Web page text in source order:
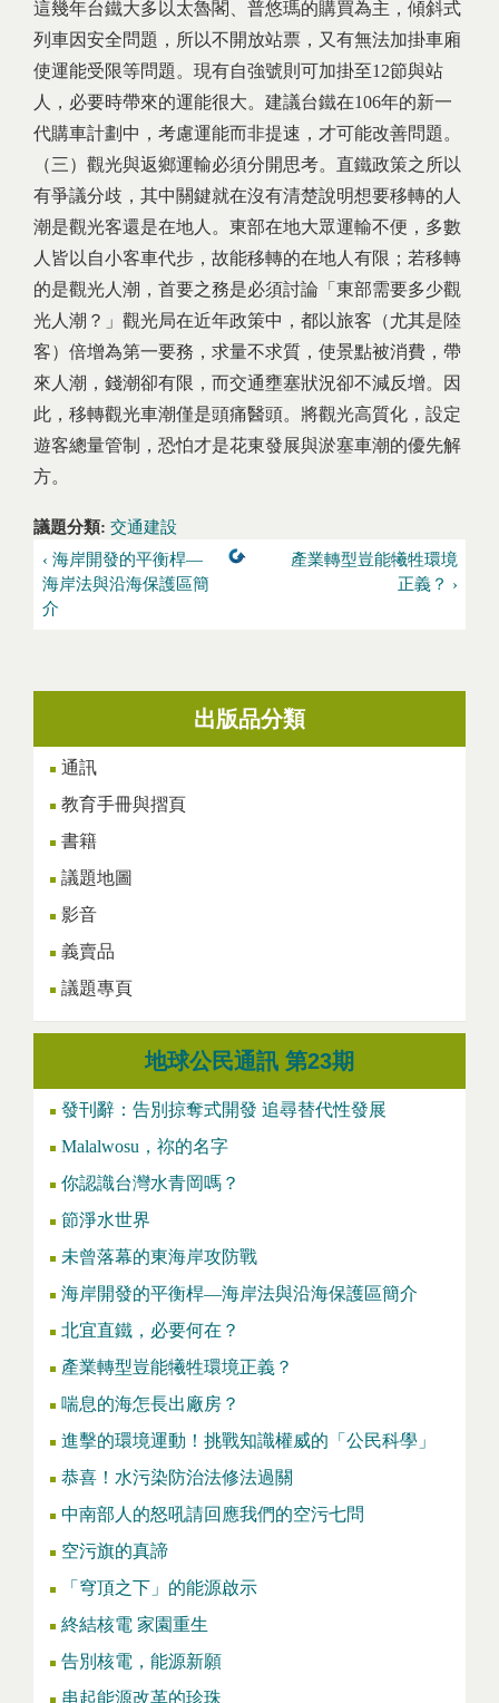
這幾年台鐵大多以太魯閣、普悠瑪的購買為主，傾斜式
列車因安全問題，所以不開放站票，又有無法加掛車廂
使運能受限等問題。現有自強號則可加掛至12節與站
人，必要時帶來的運能很大。建議台鐵在106年的新一
代購車計劃中，考慮運能而非提速，才可能改善問題。
（三）觀光與返鄉運輸必須分開思考。直鐵政策之所以
有爭議分歧，其中關鍵就在沒有清楚說明想要移轉的人
潮是觀光客還是在地人。東部在地大眾運輸不便，多數
人皆以自小客車代步，故能移轉的在地人有限；若移轉
的是觀光人潮，首要之務是必須討論「東部需要多少觀
光人潮？」觀光局在近年政策中，都以旅客（尤其是陸
客）倍增為第一要務，求量不求質，使景點被消費，帶
來人潮，錢潮卻有限，而交通壅塞狀況卻不減反增。因
此，移轉觀光車潮僅是頭痛醫頭。將觀光高質化，設定
遊客總量管制，恐怕才是花東發展與淤塞車潮的優先解
方。
議題分類: 交通建設
‹ 海岸開發的平衡桿—
海岸法與沿海保護區簡
介
產業轉型豈能犧牲環境
正義？ ›
出版品分類
通訊
教育手冊與摺頁
書籍
議題地圖
影音
義賣品
議題專頁
地球公民通訊 第23期
發刊辭：告別掠奪式開發 追尋替代性發展
Malalwosu，祢的名字
你認識台灣水青岡嗎？
節淨水世界
未曾落幕的東海岸攻防戰
海岸開發的平衡桿—海岸法與沿海保護區簡介
北宜直鐵，必要何在？
產業轉型豈能犧牲環境正義？
喘息的海怎長出廠房？
進擊的環境運動！挑戰知識權威的「公民科學」
恭喜！水污染防治法修法過關
中南部人的怒吼請回應我們的空污七問
空污旗的真諦
「穹頂之下」的能源啟示
終結核電 家園重生
告別核電，能源新願
串起能源改革的珍珠